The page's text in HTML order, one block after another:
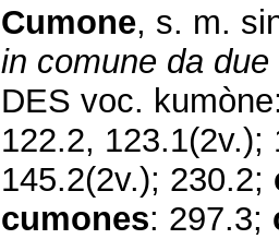
Cumone, s. m.
in comune da
DES voc.
122.2, 123.1(2v.);
145.2(2v.); 230.2;
cumones: 297.3;